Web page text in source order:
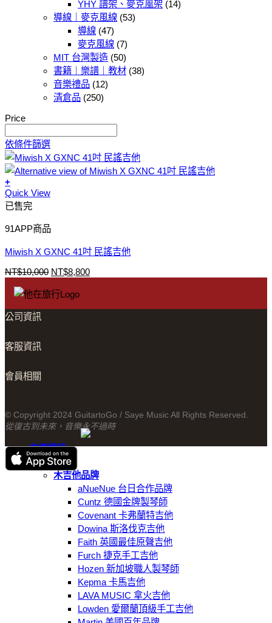
YHY 譜架、麥克風架 (14)
導線｜麥克風線 (53)
導線 (47)
麥克風線 (7)
MIT 台灣製造 (50)
書籍｜樂譜｜教材 (38)
音樂禮品 (12)
清倉品 (250)
Price
依條件篩選
+
Quick View
已售完
91APP商品
Miwish X GXNC 41吋 民謠吉他
NT$10,000 原
始
價
NT$8,800目
公司資訊
客服資訊
會員相關
© Copyright 2024 GuitartoGo / Saye Music All Rights Reserved.
從復古到未來，音樂永不過時
交通資訊
線上商城
木吉他品牌
aNueNue 台日合作品牌
Cuntz 德國金牌製琴師
Covenant 卡弗蘭特吉他
Dowina 斯洛伐克吉他
Faith 英國最佳原聲吉他
Furch 捷克手工吉他
Hozen 新加坡職人製琴師
Kepma 卡馬吉他
LAVA MUSIC 拿火吉他
Lowden 愛爾蘭頂級手工吉他